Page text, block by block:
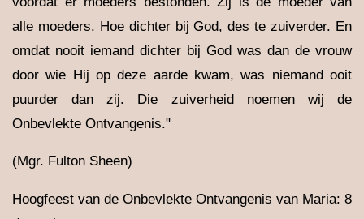
alle moeders. Hoe dichter bij God, des te zuiverder. En
omdat nooit iemand dichter bij God was dan de vrouw
door wie Hij op deze aarde kwam, was niemand ooit
puurder dan zij. Die zuiverheid noemen wij de
Onbevlekte Ontvangenis."
(Mgr. Fulton Sheen)
Hoogfeest van de Onbevlekte Ontvangenis van Maria: 8